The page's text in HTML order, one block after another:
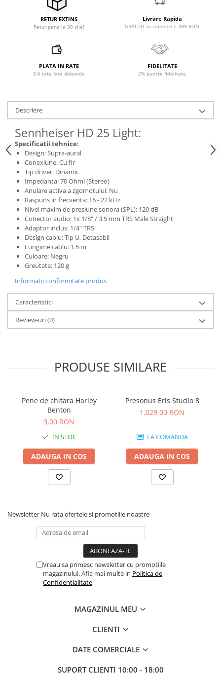
Accesorii de microfoane
Accesorii de rack
Accesorii echipamente de studio
Controllere MIDI - USB DAW
Controllere monitoare de studio
Interfete MIDI si Cabluri Midi-USB
Microfoane de studio
Monitoare de studio
Pop filtre
Preamplificatoare
Protectii antifonice pentru urechi
Rack studio
Recordere de studio
Recordere portabile
Sintetizatoare
Standuri si stative de monitoare
Subwoofere de studio
Tratament acustic
Bare Led
Cabluri de Alimentare
Case-uri de lumini
Efecte de lumini
Mixere DMX
Moving Head-uri
Scene şi Ring-uri de Dans
Stative si schela lumini
Instrumente Muzicale
Claviaturi
Instrumente de percutie
Instrumente si jucarii pentru copii
Instrumente traditionale
RETUR EXTINS
Retur pana la 30 zile!
Livrare Rapida
GRATUIT la comenzi > 399 RON
PLATA IN RATE
3-6 rate fara dobanda
FIDELITATE
2% puncte fidelitate
Descriere
Sennheiser HD 25 Light:
Specificatii tehnice:
Design: Supra-aural
Conexiune: Cu fir
Tip driver: Dinamic
Impedanta: 70 Ohmi (Stereo)
Anulare activa a zgomotului: Nu
Raspuns in frecventa: 16 - 22 kHz
Nivel maxim de presiune sonora (SPL): 120 dB
Conector audio: 1x 1/8" / 3.5 mm TRS Male Straight
Adaptor inclus: 1/4" TRS
Design cablu: Tip U, Detasabil
Lungime cablu: 1.5 m
Culoare: Negru
Greutate: 120 g
Informatii conformitate produs
Caracteristici
Review-uri(0)
PRODUSE SIMILARE
Pene de chitara Harley
Benton
3,00 RON
IN STOC
ADAUGA IN COS
Presonus Eris Studio 8
1.029,00 RON
LA COMANDA
ADAUGA IN COS
Newsletter Nu rata ofertele si promotiile noastre
Vreau sa primesc newsletter cu promotiile
magazinului. Afla mai multe in Politica de
Confidentialitate
MAGAZINUL MEU
CLIENTI
DATE COMERCIALE
SUPORT CLIENTI 10:00 - 18:00